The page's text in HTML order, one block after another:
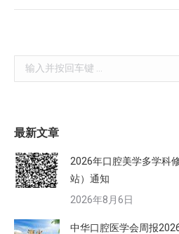
Search:
最新文章
2026年口腔美学多学科
站）通知
2026年8月6日
中华口腔医学会周报